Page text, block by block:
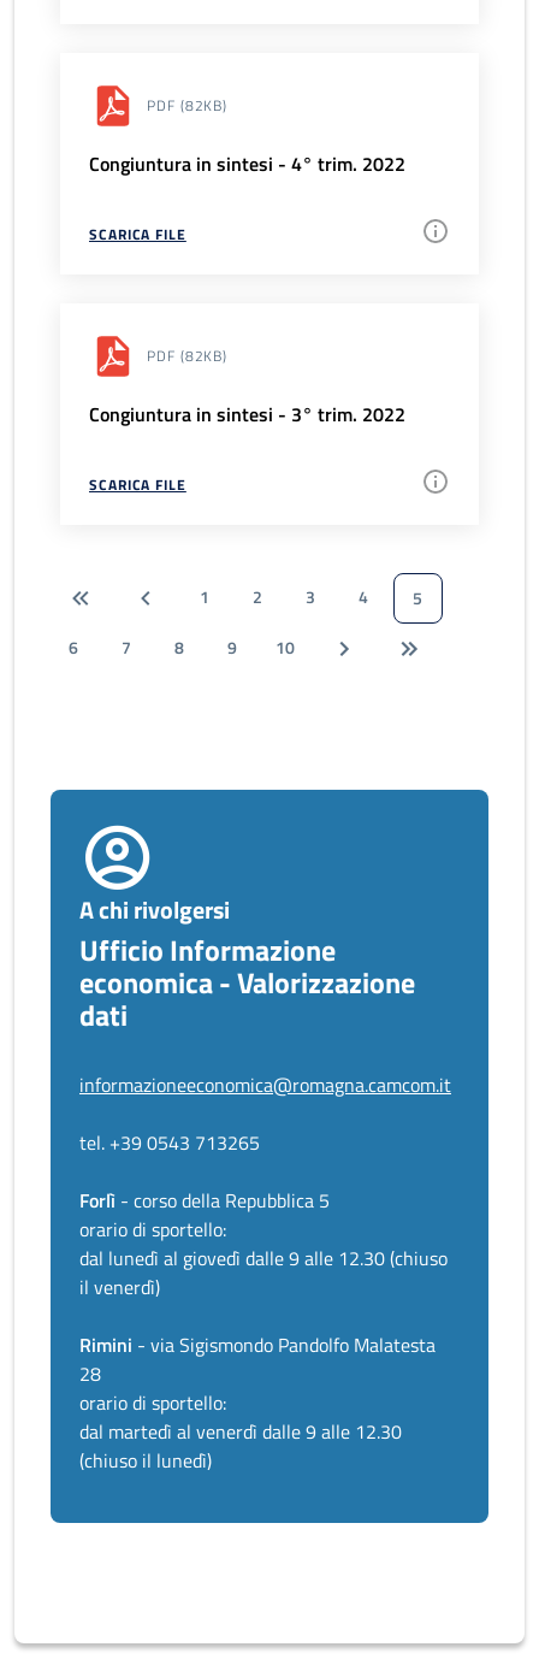
PDF (82KB)
Congiuntura in sintesi - 4° trim. 2022
SCARICA FILE
PDF (82KB)
Congiuntura in sintesi - 3° trim. 2022
SCARICA FILE
1 2 3 4
5
6
7 8 9 10
A chi rivolgersi
Ufficio Informazione
economica - Valorizzazione
dati
informazioneeconomica@romagna.camcom.it
tel. +39 0543 713265
Forlì - corso della Repubblica 5
orario di sportello:
dal lunedì al giovedì dalle 9 alle 12.30 (chiuso
il venerdì)
Rimini - via Sigismondo Pandolfo Malatesta
28
orario di sportello:
dal martedì al venerdì dalle 9 alle 12.30
(chiuso il lunedì)